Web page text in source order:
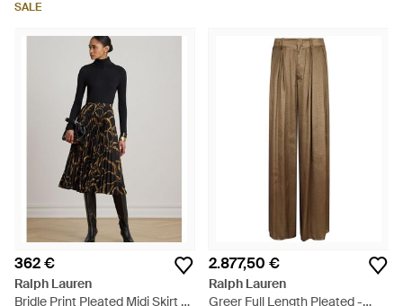
SALE
362 €
Ralph Lauren
Bridle Print Pleated Midi Skirt -
2.877,50 €
Ralph Lauren
Greer Full Length Pleated -